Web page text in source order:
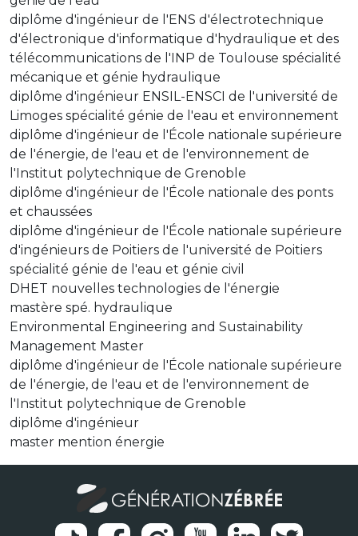
diplôme d'ingénieur de l'ENS d'électrotechnique
d'électronique d'informatique d'hydraulique et des
télécommunications de l'INP de Toulouse spécialité
mécanique et génie hydraulique
diplôme d'ingénieur ENSIL-ENSCI de l'université de
Limoges spécialité génie de l'eau et environnement
diplôme d'ingénieur de l'École nationale supérieure
de l'énergie, de l'eau et de l'environnement de
l'Institut polytechnique de Grenoble
diplôme d'ingénieur de l'École nationale des ponts
et chaussées
diplôme d'ingénieur de l'École nationale supérieure
d'ingénieurs de Poitiers de l'université de Poitiers
spécialité génie de l'eau et génie civil
DHET nouvelles technologies de l'énergie
mastère spé. hydraulique
Environmental Engineering and Sustainability
Management Master
diplôme d'ingénieur de l'École nationale supérieure
de l'énergie, de l'eau et de l'environnement de
l'Institut polytechnique de Grenoble
diplôme d'ingénieur
master mention énergie